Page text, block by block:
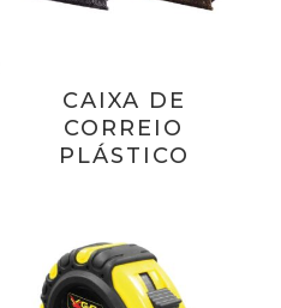
CAIXA DE
CORREIO
PLÁSTICO